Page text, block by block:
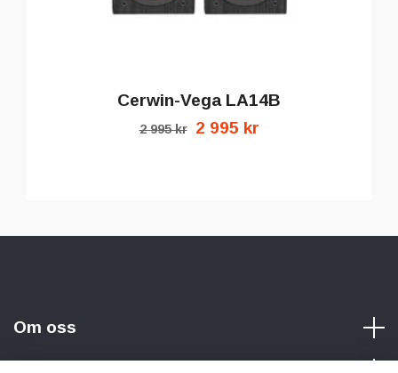
Cerwin-Vega LA14B
2 995 kr 2 995 kr
Om oss